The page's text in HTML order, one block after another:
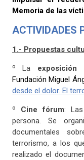
Memoria de las
ACTIVIDADES
1.- Propuestas
º La exposición
Fundación Miguel
desde el dolor. El
º Cine fórum:
persona. Se
documentales
terrorismo, a los
realizado el